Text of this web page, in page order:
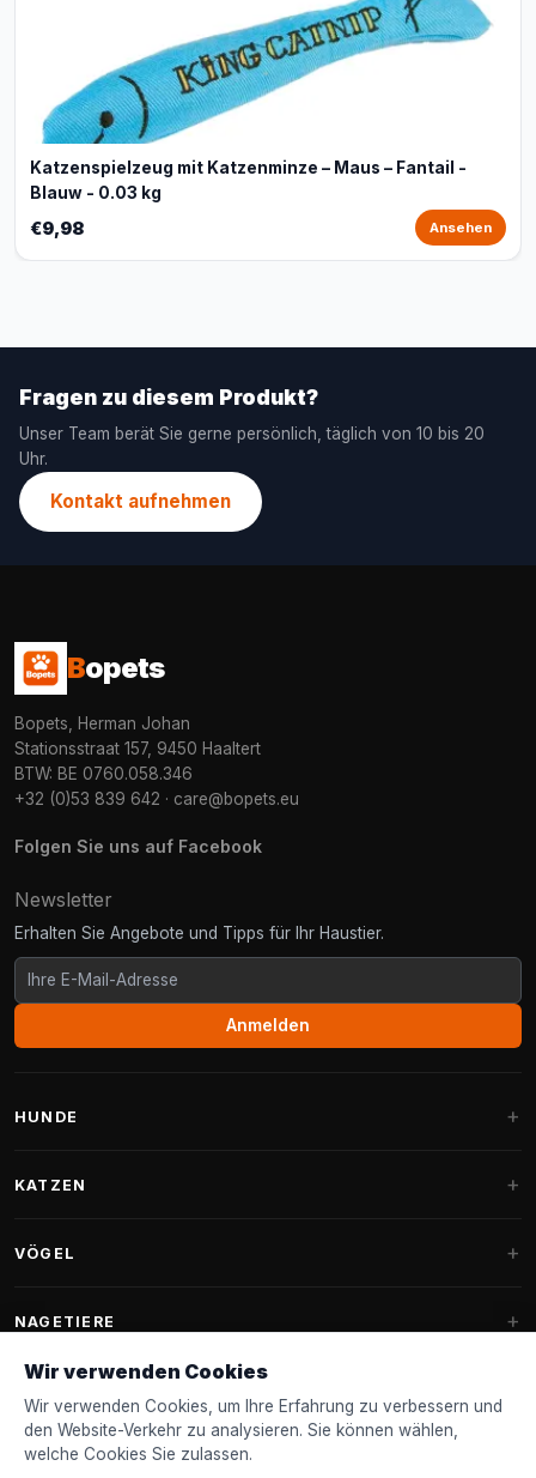
Katzenspielzeug mit Katzenminze – Maus – Fantail -
Blauw - 0.03 kg
€9,98 Ansehen
Fragen zu diesem Produkt?
Unser Team berät Sie gerne persönlich, täglich von 10 bis 20
Uhr.
Kontakt aufnehmen
Bopets
Bopets, Herman Johan
Stationsstraat 157, 9450 Haaltert
BTW: BE 0760.058.346
+32 (0)53 839 642 · care@bopets.eu
Folgen Sie uns auf Facebook
Newsletter
Erhalten Sie Angebote und Tipps für Ihr Haustier.
Anmelden
HUNDE
Fantail Hundebetten
Halsbänder & Leinen
KATZEN
Kratzbäume
Kratzbäume für Maine Coon
Kratzbaum-Ersatzteile
Kratztonnen
Katzenbetten
VÖGEL
Futterhäuschen
Nistkästen & Nistmaterial
NAGETIERE
Kaninchenfutter
Nagerfutter
Zubehör
FANTAIL
Wir verwenden Cookies
Wir verwenden Cookies, um Ihre Erfahrung zu verbessern und
den Website-Verkehr zu analysieren. Sie können wählen,
welche Cookies Sie zulassen.